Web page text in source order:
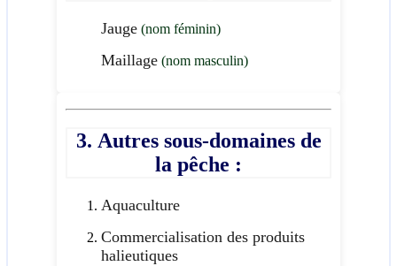
Jauge (nom féminin)
Maillage (nom masculin)
3. Autres sous-domaines de
la pêche :
Aquaculture
Commercialisation des produits
halieutiques